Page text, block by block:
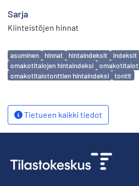
Sarja
Kiinteistöjen hinnat
Avainsanat
asuminen hinnat hintaindeksit indeksit
omakotitalojen hintaindeksi
omakotitalot
omakotitalotonttien hintaindeksi
tontit
Tietueen kaikki tiedot